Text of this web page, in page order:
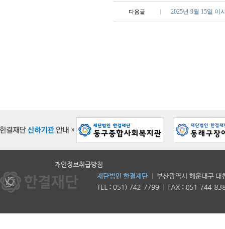
다음글 2025년 9월 15일 이
개인정보취급방침